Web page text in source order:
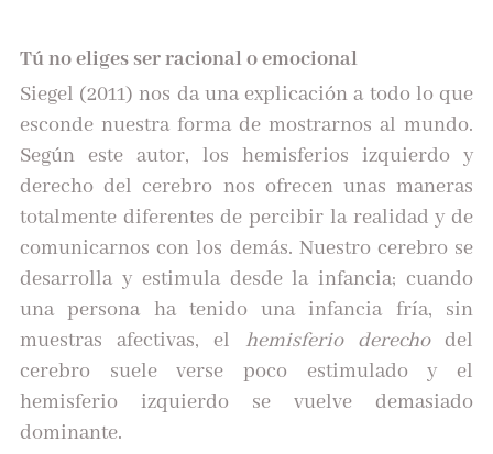
Tú no eliges ser racional o emocional
Siegel (2011) nos da una explicación a todo lo que
esconde nuestra forma de mostrarnos al mundo.
Según este autor, los hemisferios izquierdo y
derecho del cerebro nos ofrecen unas maneras
totalmente diferentes de percibir la realidad y de
comunicarnos con los demás. Nuestro cerebro se
desarrolla y estimula desde la infancia; cuando
una persona ha tenido una infancia fría, sin
muestras afectivas, el hemisferio derechodel
cerebro suele verse poco estimulado y el
hemisferio izquierdo se vuelve demasiado
dominante.